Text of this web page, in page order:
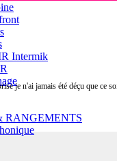
Intermik
RANGEMENTS
je n'ai jamais été déçu que